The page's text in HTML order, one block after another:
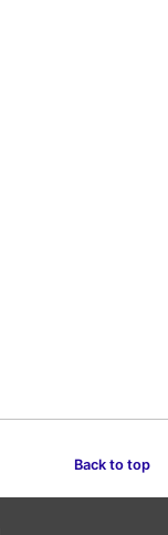
Back to top